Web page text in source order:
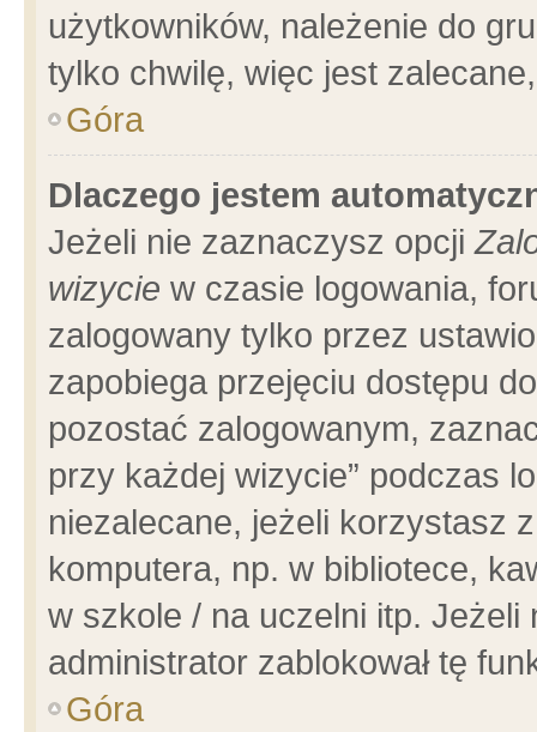
użytkowników, należenie do
tylko chwilę, więc jest
Góra
Dlaczego jestem
Jeżeli nie zaznaczysz opcji
wizycie w czasie logowania,
zalogowany tylko przez
zapobiega przejęciu dostępu
pozostać zalogowanym,
przy każdej wizycie” podczas
niezalecane, jeżeli korzystasz
komputera, np. w bibliotece,
w szkole / na uczelni itp.
administrator zablokował tę
Góra